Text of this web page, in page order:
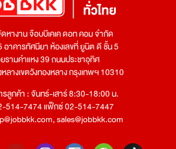
หางาน จ๊อบบีเคเค ดอท คอม จำกัด
อาคารทัศนียา ห้องเลขที่ ยูนิต ดี ชั้น 5
รามคำแหง 39 ถนนประชาอุทิศ
หลางเขตวังทองหลาง กรุงเทพฯ 10310
ลูกค้า : จันทร์-เสาร์ 8:30-18:00 น.
514-7474 แฟ็กซ์ 02-514-7447
,sales@jobbkk.com